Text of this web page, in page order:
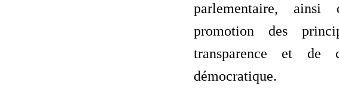
parlementaire, ainsi
promotion des
transparence et de
démocratique.